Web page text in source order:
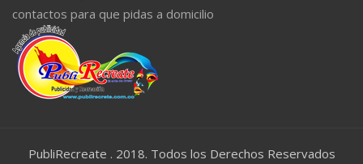
contactos para que pidas a domicilio
PubliRecreate . 2018. Todos los Derechos Reservados